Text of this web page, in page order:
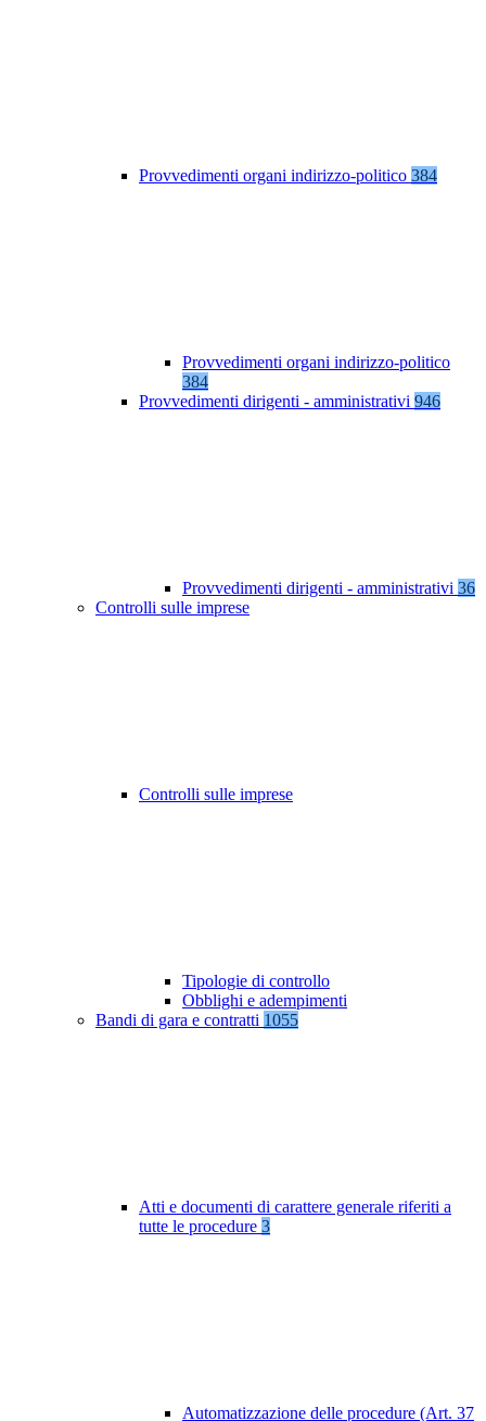
Provvedimenti organi indirizzo-politico 384
Provvedimenti organi indirizzo-politico
384
Provvedimenti dirigenti - amministrativi 946
Provvedimenti dirigenti - amministrativi 36
Controlli sulle imprese
Controlli sulle imprese
Tipologie di controllo
Obblighi e adempimenti
Bandi di gara e contratti 1055
Atti e documenti di carattere generale riferiti a
tutte le procedure 3
Automatizzazione delle procedure (Art. 37